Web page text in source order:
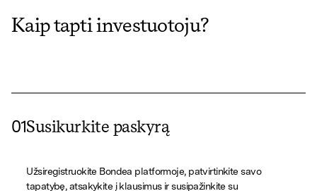
Kaip tapti investuotoju?
01Susikurkite paskyrą
Užsiregistruokite Bondea platformoje, patvirtinkite savo
tapatybę, atsakykite į klausimus ir susipažinkite su